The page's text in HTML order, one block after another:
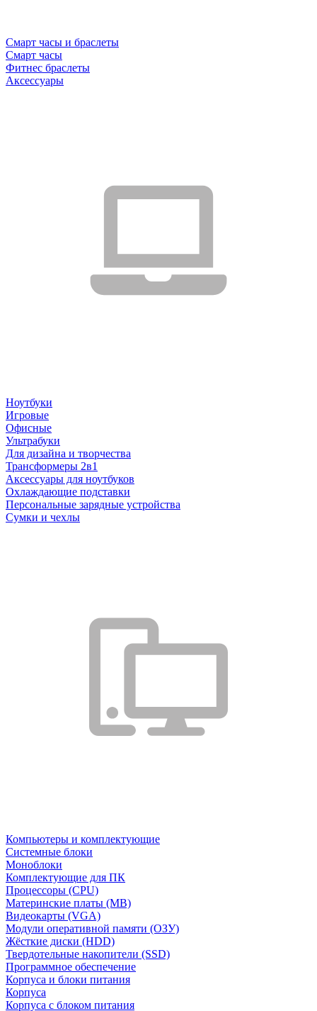
Смарт часы и браслеты
Смарт часы
Фитнес браслеты
Аксессуары
Ноутбуки
Игровые
Офисные
Ультрабуки
Для дизайна и творчества
Трансформеры 2в1
Аксессуары для ноутбуков
Охлаждающие подставки
Персональные зарядные устройства
Сумки и чехлы
Компьютеры и комплектующие
Системные блоки
Моноблоки
Комплектующие для ПК
Процессоры (CPU)
Материнские платы (MB)
Видеокарты (VGA)
Модули оперативной памяти (ОЗУ)
Жёсткие диски (HDD)
Твердотельные накопители (SSD)
Программное обеспечение
Корпуса и блоки питания
Корпуса
Корпуса с блоком питания